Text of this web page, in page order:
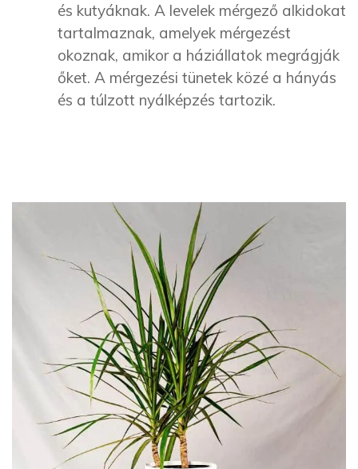
és kutyáknak. A levelek mérgező alkidokat
tartalmaznak, amelyek mérgezést
okoznak, amikor a háziállatok megrágják
őket. A mérgezési tünetek közé a hányás
és a túlzott nyálképzés tartozik.